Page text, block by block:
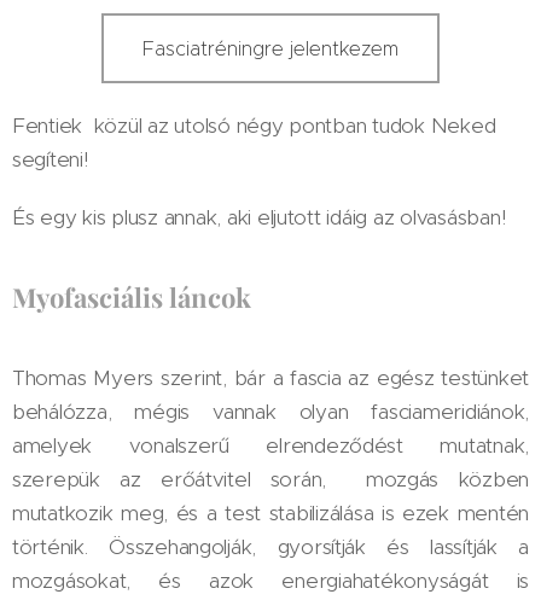
Fasciatréningre jelentkezem
Fentiek közül az utolsó négy pontban tudok Neked
segíteni!
És egy kis plusz annak, aki eljutott idáig az olvasásban!
Myofasciális láncok
Thomas Myers szerint, bár a fascia az egész testünket
behálózza, mégis vannak olyan fasciameridiánok,
amelyek vonalszerű elrendeződést mutatnak,
szerepük az erőátvitel során, mozgás közben
mutatkozik meg, és a test stabilizálása is ezek mentén
történik. Összehangolják, gyorsítják és lassítják a
mozgásokat, és azok energiahatékonyságát is